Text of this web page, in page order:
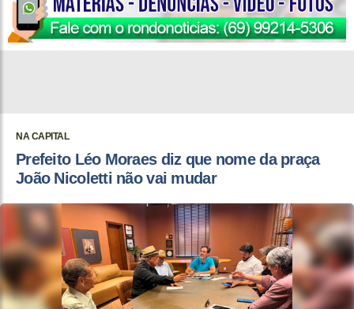
NA CAPITAL
Prefeito Léo Moraes diz que nome da praça
João Nicoletti não vai mudar